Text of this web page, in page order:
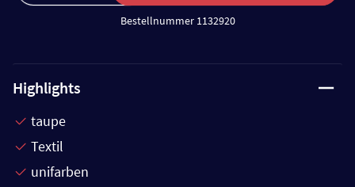
Bestellnummer 1132920
Highlights
taupe
Textil
unifarben